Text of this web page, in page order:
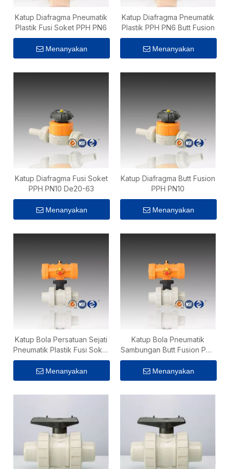
Katup Diafragma Pneumatik
Plastik Fusi Soket PPH PN6
Menanyakan
Katup Diafragma Pneumatik
Plastik PPH PN6 Butt Fusion
Menanyakan
Katup Diafragma Fusi Soket
PPH PN10 De20-63
Menanyakan
Katup Diafragma Butt Fusion
PPH PN10
Menanyakan
Katup Bola Persatuan Sejati
Pneumatik Plastik Fusi Soket
PPH
Menanyakan
Katup Bola Pneumatik
Sambungan Butt Fusion PPH
PN10
Menanyakan